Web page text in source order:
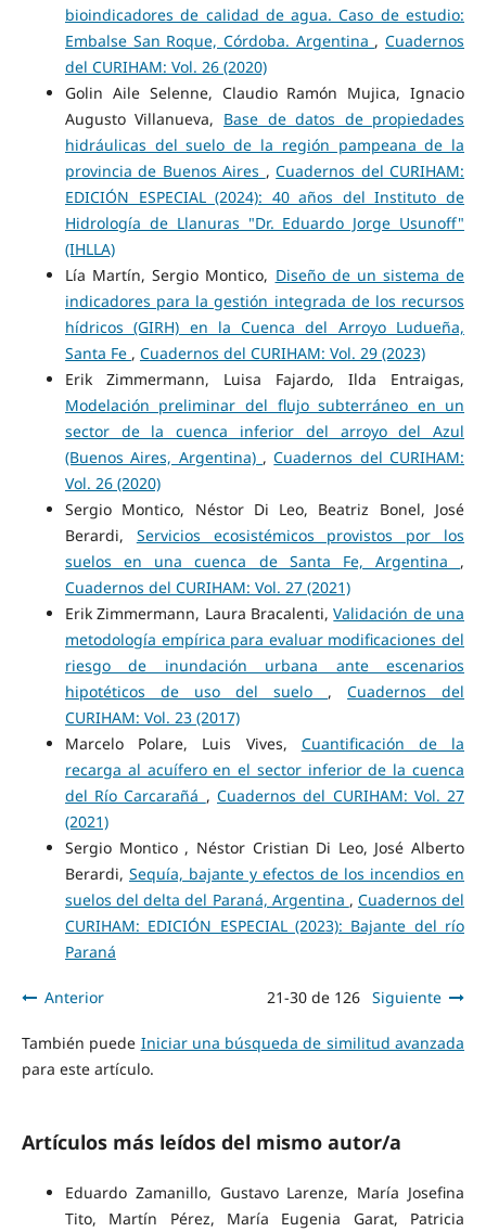
bioindicadores de calidad de agua. Caso de estudio:
Embalse San Roque, Córdoba. Argentina ,Cuadernos
del CURIHAM: Vol. 26 (2020)
Golin Aile Selenne, Claudio Ramón Mujica, Ignacio
Augusto Villanueva, Base de datos de propiedades
hidráulicas del suelo de la región pampeana de la
provincia de Buenos Aires ,Cuadernos del CURIHAM:
EDICIÓN ESPECIAL (2024): 40 años del Instituto de
Hidrología de Llanuras "Dr. Eduardo Jorge Usunoff"
(IHLLA)
Lía Martín, Sergio Montico, Diseño de un sistema de
indicadores para la gestión integrada de los recursos
hídricos (GIRH) en la Cuenca del Arroyo Ludueña,
Santa Fe , Cuadernos del CURIHAM: Vol. 29 (2023)
Erik Zimmermann, Luisa Fajardo, Ilda Entraigas,
Modelación preliminar del flujo subterráneo en un
sector de la cuenca inferior del arroyo del Azul
(Buenos Aires, Argentina) ,Cuadernos del CURIHAM:
Vol. 26 (2020)
Sergio Montico, Néstor Di Leo, Beatriz Bonel, José
Berardi, Servicios ecosistémicos provistos por los
suelos en una cuenca de Santa Fe, Argentina ,
Cuadernos del CURIHAM: Vol. 27 (2021)
Erik Zimmermann, Laura Bracalenti,Validación de una
metodología empírica para evaluar modificaciones del
riesgo de inundación urbana ante escenarios
hipotéticos de uso del suelo ,Cuadernos del
CURIHAM: Vol. 23 (2017)
Marcelo Polare, Luis Vives, Cuantificación de la
recarga al acuífero en el sector inferior de la cuenca
del Río Carcarañá ,Cuadernos del CURIHAM: Vol. 27
(2021)
Sergio Montico , Néstor Cristian Di Leo, José Alberto
Berardi, Sequía, bajante y efectos de los incendios en
suelos del delta del Paraná, Argentina , Cuadernos del
CURIHAM: EDICIÓN ESPECIAL (2023): Bajante del río
Paraná
Anterior 21-30 de 126 Siguiente
También puede Iniciar una búsqueda de similitud avanzada
para este artículo.
Artículos más leídos del mismo autor/a
Eduardo Zamanillo, Gustavo Larenze, María Josefina
Tito, Martín Pérez, María Eugenia Garat, Patricia